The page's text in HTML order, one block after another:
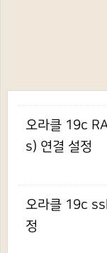
오라클 19c
s) 연결 설정
오라클 19c
정